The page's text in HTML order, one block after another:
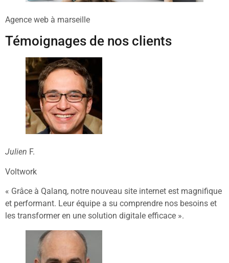
Agence web à marseille
Témoignages de nos clients
Julien F.
Voltwork
« Grâce à Qalanq, notre nouveau site internet est magnifique
et performant. Leur équipe a su comprendre nos besoins et
les transformer en une solution digitale efficace ».